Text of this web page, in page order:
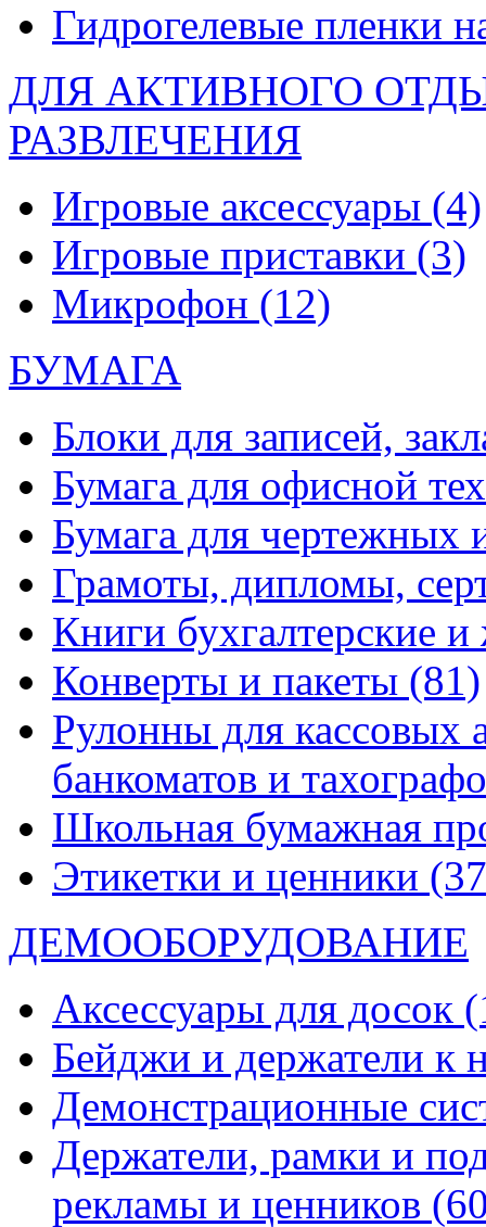
Гидрогелевые пленки
ДЛЯ АКТИВНОГО
РАЗВЛЕЧЕНИЯ
Игровые аксессуары (4)
Игровые приставки (3)
Микрофон (12)
БУМАГА
Блоки для записей,
Бумага для офисной
Бумага для чертежных
Грамоты, дипломы,
Книги бухгалтерские
Конверты и пакеты (81)
Рулонны для кассовых
банкоматов и
Школьная бумажная
Этикетки и ценники
ДЕМООБОРУДОВАНИЕ
Аксессуары для досок
Бейджи и держатели к
Демонстрационные
Держатели, рамки и
рекламы и ценников